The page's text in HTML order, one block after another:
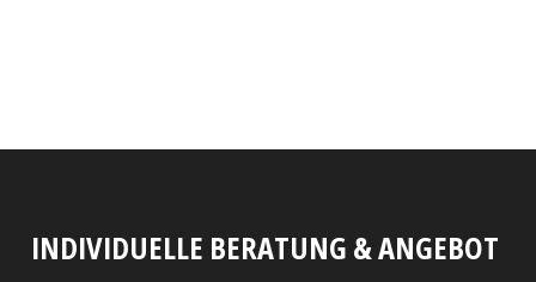
INDIVIDUELLE BERATUNG & ANGEBOT